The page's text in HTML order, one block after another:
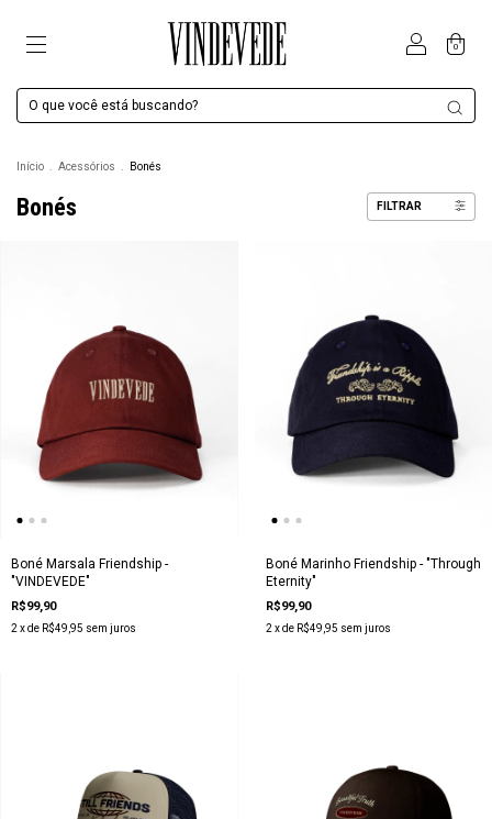
0
Início Acessórios Bonés
Bonés FILTRAR
Boné Marsala Friendship -
"VINDEVEDE"
R$99,90
2 x de R$49,95 sem juros
Boné Marinho Friendship - "Through
Eternity"
R$99,90
2 x de R$49,95 sem juros